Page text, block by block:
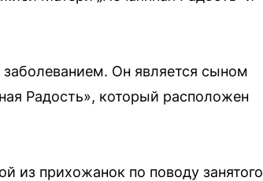
Он является сыном
Радость», который расположен
из прихожанок по поводу занятого